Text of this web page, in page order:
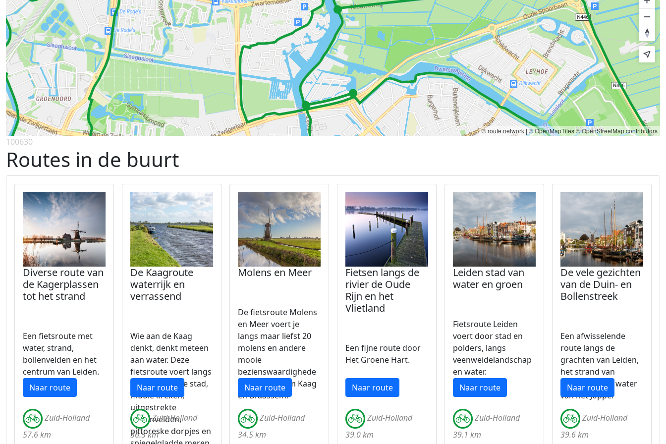
© route.network |© OpenMapTiles© OpenStreetMap contributors
100630
Routes in de buurt
Diverse route van
de Kagerplassen
tot het strand
Een fietsroute met
water, strand,
bollenvelden en het
centrum van Leiden.
Naar route
Zuid-Holland
57.6 km
De Kaagroute
waterrijk en
verrassend
Wie aan de Kaag
denkt, denkt meteen
aan water. Deze
fietsroute voert langs
een historische stad,
mooie kreken,
uitgestrekte
tulpenvelden,
pittoreske dorpjes en
Naar route
Zuid-Holland
36.5 km
Molens en Meer
De fietsroute Molens
en Meer voert je
langs maar liefst 20
molens en andere
mooie
bezienswaardighede
n in en rondom Kaag
en Braassem.
Naar route
Zuid-Holland
34.5 km
Fietsen langs de
rivier de Oude
Rijn en het
Vlietland
Een fijne route door
Het Groene Hart.
Naar route
Zuid-Holland
39.0 km
Leiden stad van
water en groen
Fietsroute Leiden
voert door stad en
polders, langs
veenweidelandschap
en water.
Naar route
Zuid-Holland
39.1 km
De vele gezichten
van de Duin- en
Bollenstreek
Een afwisselende
route langs de
grachten van Leiden,
het strand van
Katwijk en het water
van het Joppe.
Naar route
Zuid-Holland
39.6 km